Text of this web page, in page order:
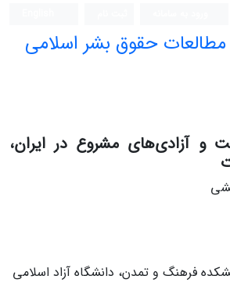
حقوق بشر اسلامی
و آزادی‌های مشروع در ایران،
فرهنگ و تمدن، دانشگاه آزاد اسلامی